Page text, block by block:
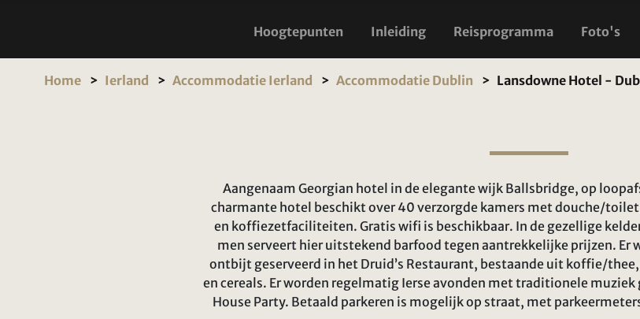
Hoogtepunten Inleiding Reisprogramma Foto's
Home Ierland Accommodatie Ierland Accommodatie Dublin Lansdowne Hotel -
Aangenaam Georgian hotel in de elegante wijk Ballsbridge, op
charmante hotel beschikt over 40 verzorgde kamers met douche/
en koffiezetfaciliteiten. Gratis wifi is beschikbaar. In de gezellige
men serveert hier uitstekend barfood tegen aantrekkelijke prijzen. Er
ontbijt geserveerd in het Druid’s Restaurant, bestaande uit koffie/
en cereals. Er worden regelmatig Ierse avonden met traditionele
House Party. Betaald parkeren is mogelijk op straat, met